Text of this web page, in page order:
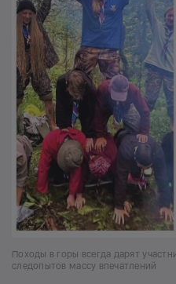
Походы в горы всегда дарят
следопытов массу впечатлений